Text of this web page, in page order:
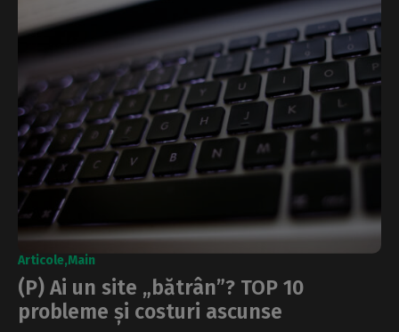
Articole Main
(P) Ai un site „bătrân”? TOP 10
probleme și costuri ascunse